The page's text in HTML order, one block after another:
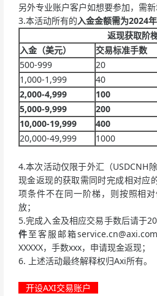
另外专业账户客户如想要参加，需
3.本活动所有的入金金额需为2024
返现获取阶
入金（美元）
交易标准手数
500-999
20
1,000-1,999
40
2,000-4,999 100
5,000-9,999 200
10,000-19,999 400
20,000-49,999
1000
4.本次活动仅限于外汇（USDCNH
现金返现的获取需同时完成相对应
项条件不在同一阶梯，则按照相
放；
5.完成入金及相应交易手数后请于
件至客服邮箱service.cn@axi.com
XXXXX，手数xxx，申请现金返现；
6. 上述活动最终解释权归Axi所有。
开设AXI交易账户